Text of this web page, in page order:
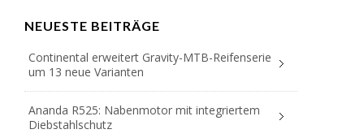
NEUESTE BEITRÄGE
Continental erweitert Gravity-MTB-Reifenserie
um 13 neue Varianten
Ananda R525: Nabenmotor mit integriertem
Diebstahlschutz